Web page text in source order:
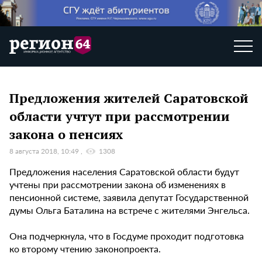
Предложения жителей Саратовской
области учтут при рассмотрении
закона о пенсиях
8 августа 2018, 10:49 1308
Предложения населения Саратовской области будут
учтены при рассмотрении закона об изменениях в
пенсионной системе, заявила депутат Государственной
думы Ольга Баталина на встрече с жителями Энгельса.
Она подчеркнула, что в Госдуме проходит подготовка
ко второму чтению законопроекта.